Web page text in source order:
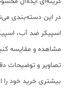
در این دسته‌بندی
اسپیکر ضد آب،
مشاهده و مقایسه
تصاویر و توضیحات
بیشتری خرید خود را